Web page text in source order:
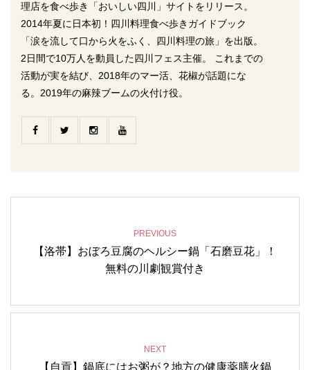
理店を食べ歩き「おいしい四川」サイトをリリース。
2014年夏に日本初！四川料理食べ歩きガイドブック
「涙を流して口から火をふく、四川料理の旅」を出版。
2日間で10万人を動員した四川フェス主催。 これまでの
活動が実を結び、2018年のマー活、花椒が話題にな
る。2019年の麻辣ブームの火付け役。
PREVIOUS
【洛帯】おぼろ豆腐のヘルシー鍋「石磨豆花」！
無料の川劇観賞付き
NEXT
【自貢】鍋底にはお粥が？地方の健康薬膳火鍋